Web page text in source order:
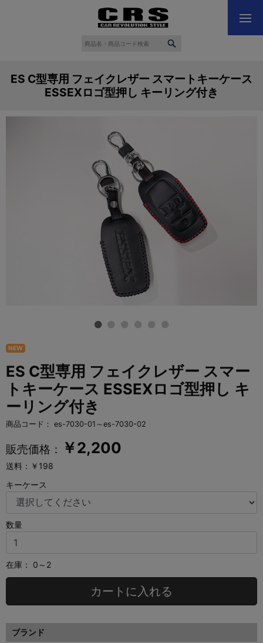
ES C型専用 フェイクレザー スマートキーケース
ESSEXロゴ型押し キーリング付き
NEW
ES C型専用 フェイクレザー スマー
トキーケース ESSEXロゴ型押し キ
ーリング付き
商品コード： es-7030-01～es-7030-02
販売価格： ￥2,200
送料：￥198
キーケース
数量
在庫： 0～2
カートに入れる
ブランド